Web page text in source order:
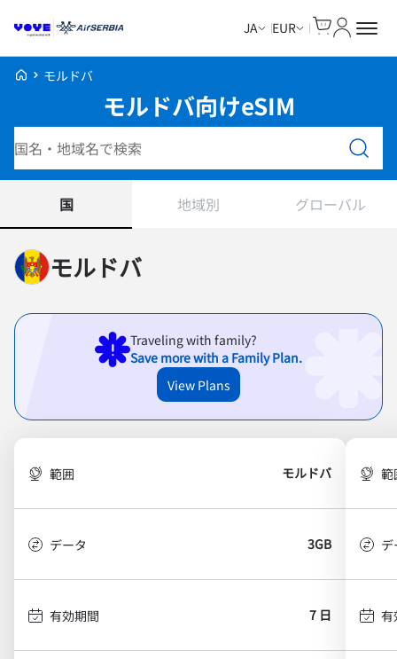
JA EUR
Voye Homepage
モルドバ
モルドバ向けeSIM
国 地域別 グローバル
モルドバ
Traveling with family?
Save more with a Family Plan.
View Plans
範囲 モルドバ
データ 3GB
有効期間 7 日
範
有